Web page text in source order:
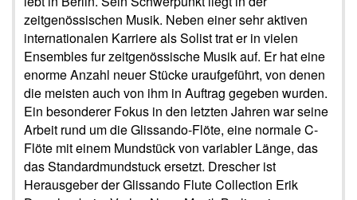
zeitgenössischen Musik. Neben einer sehr aktiven
internationalen Karriere als Solist trat er in vielen
Ensembles fur zeitgenössische Musik auf. Er hat eine
enorme Anzahl neuer Stücke uraufgeführt, von denen
die meisten auch von ihm in Auftrag gegeben wurden.
Ein besonderer Fokus in den letzten Jahren war seine
Arbeit rund um die Glissando-Flöte, eine normale C-
Flöte mit einem Mundstück von variabler Länge, das
das Standardmundstuck ersetzt. Drescher ist
Herausgeber der Glissando Flute Collection Erik